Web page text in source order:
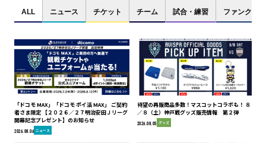
ALL ニュース チケット チーム 試合・練習 ファンクラブ
「ドコモ MAX」「ドコモ ポイ活 MAX」 ご契約
者さま限定 【２０２６／２７明治安田Ｊリーグ
開幕記念プレゼント】のお知らせ
2026.08.06 ニュース
待望の再販商品多数！マスコットコラボも！ ８
／８（土）神戸戦グッズ販売情報 第２弾
2026.08.05 グッズ